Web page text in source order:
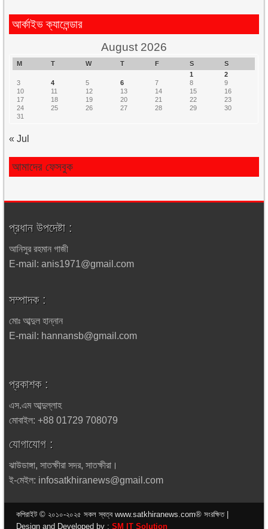
আর্কাইভ ক্যালেন্ডার
August 2026
M T W T F S
S
1
2
3
4 5 6 7 8
9
10
11 12 13 14 15
16
17
18 19 20 21 22
23
24
25 26 27 28 29
30
31
« Jul
আমাদের ফেসবুক
প্রধান উপদেষ্টা :
আনিসুর রহমান গাজী
E-mail: anis1971@gmail.com
সম্পাদক :
মোঃ আব্দুল হান্নান
E-mail: hannansb@gmail.com
প্রকাশক :
এস.এম আব্দুল্লাহ
মোবাইল: +88 01729 708079
যোগাযোগ :
ঝাউডাঙ্গা, সাতক্ষীরা সদর, সাতক্ষীরা।
ই-মেইল: infosatkhiranews@gmail.com
কপিরাইট © ২০১০-২০২৫ সকল স্বত্ব www.satkhiranews.com® সংরক্ষিত |
Design and Developed by : SM IT Solution